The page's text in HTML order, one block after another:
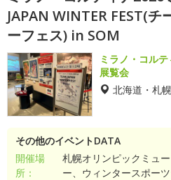
JAPAN WINTER FEST(
ーフェス) in SOM
ミラノ・コル
展覧会
北海道・札
その他のイベントDATA
開催場
所：
札幌オリンピックミュ
ー、ウィンタースポー